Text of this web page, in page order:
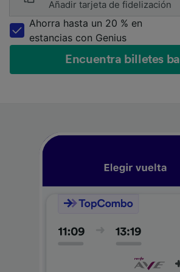
Añadir tarjeta de fidelización
Ahorra hasta un 20 % en
estancias con Genius
Encuentra billetes